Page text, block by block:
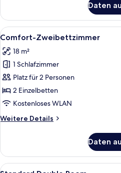
Daten
Alle
Fotos
für
Comfort-
Zweibettzimmer
anzeigen
4
Comfort-Zweibettzimmer
18 m²
1 Schlafzimmer
Platz für 2 Personen
2 Einzelbetten
Kostenloses WLAN
Weitere Details
Weitere
Zweibettzimmer
Daten
Alle